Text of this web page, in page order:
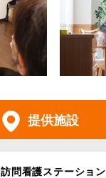
提供施設
訪問看護ステーション